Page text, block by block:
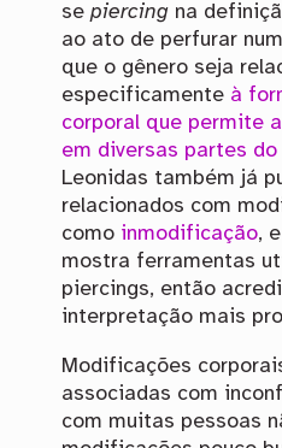
se piercingna
ao ato de perfurar
que o gênero seja
especificamente à
corporal que permite
em diversas partes do
Leonidas também já
relacionados com
como inmodificação,
mostra ferramentas
piercings, então
interpretação mais
Modificações
associadas com
com muitas pessoas